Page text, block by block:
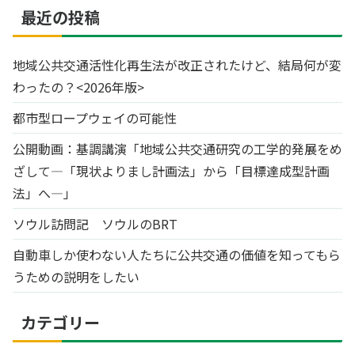
最近の投稿
地域公共交通活性化再生法が改正されたけど、結局何が変
わったの？<2026年版>
都市型ロープウェイの可能性
公開動画：基調講演「地域公共交通研究の工学的発展をめ
ざして―「現状よりまし計画法」から「目標達成型計画
法」へ―」
ソウル訪問記 ソウルのBRT
自動車しか使わない人たちに公共交通の価値を知ってもら
うための説明をしたい
カテゴリー